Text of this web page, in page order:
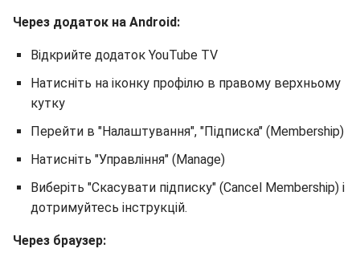
Через додаток на Android:
Відкрийте додаток YouTube TV
Натисніть на іконку профілю в правому верхньому
кутку
Перейти в "Налаштування", "Підписка" (Membership)
Натисніть "Управління" (Manage)
Виберіть "Скасувати підписку" (Cancel Membership) і
дотримуйтесь інструкцій.
Через браузер: